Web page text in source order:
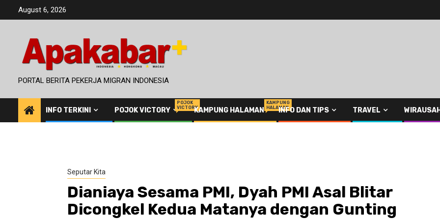
August 6, 2026
PORTAL BERITA PEKERJA MIGRAN INDONESIA
INFO TERKINI POJOK VICTORY
POJOK
VICTORYKAMPUNG HALAMAN
KAMPUNG
HALAMANINFO DAN TIPS TRAVEL
Seputar Kita
Dianiaya Sesama PMI, Dyah PMI Asal Blitar
Dicongkel Kedua Matanya dengan Gunting